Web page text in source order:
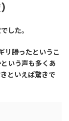
した。
リ勝ったというこ
いう声も多くあ
といえば驚きで